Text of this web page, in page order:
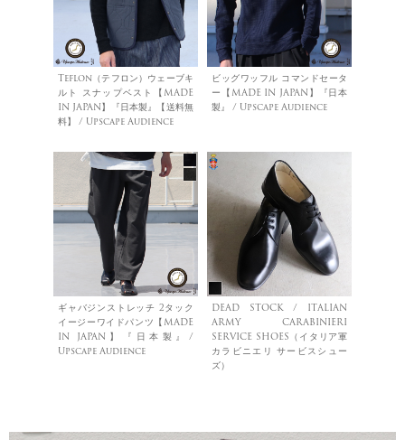
Teflon（テフロン）ウェーブキ
ルト スナップベスト【MADE
IN JAPAN】『日本製』【送料無
料】 / Upscape Audience
ビッグワッフル コマンドセータ
ー【MADE IN JAPAN】『日本
製』 / Upscape Audience
ギャバジンストレッチ 2タック
イージーワイドパンツ【MADE
IN JAPAN】『日本製』/
Upscape Audience
DEAD STOCK / ITALIAN
ARMY CARABINIERI
SERVICE SHOES（イタリア軍
カラビニエリ サービスシュー
ズ）